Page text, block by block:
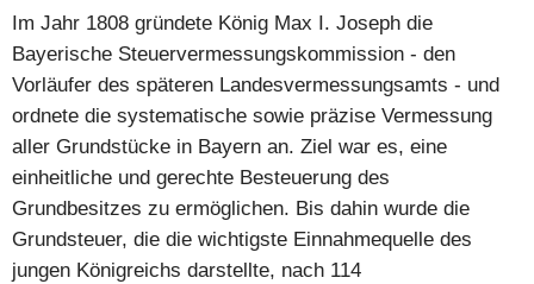
Im Jahr 1808 gründete König Max I. Joseph die
Bayerische Steuervermessungskommission - den
Vorläufer des späteren Landesvermessungsamts - und
ordnete die systematische sowie präzise Vermessung
aller Grundstücke in Bayern an. Ziel war es, eine
einheitliche und gerechte Besteuerung des
Grundbesitzes zu ermöglichen. Bis dahin wurde die
Grundsteuer, die die wichtigste Einnahmequelle des
jungen Königreichs darstellte, nach 114